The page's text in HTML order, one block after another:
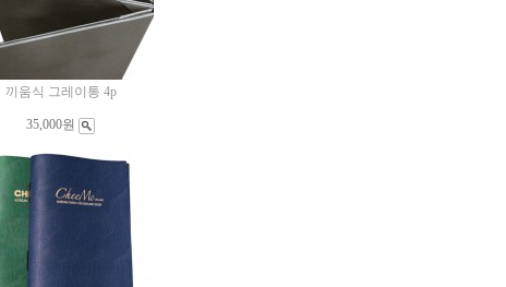
끼움식 그레이통 4p
35,000원